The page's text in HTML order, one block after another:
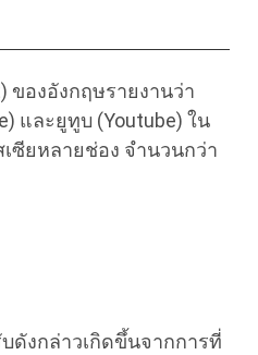
ของอังกฤษรายงานว่า
และยูทูบ (Youtube) ใน
ซียหลายช่อง จำนวนกว่า
ดังกล่าวเกิดขึ้นจากการที่